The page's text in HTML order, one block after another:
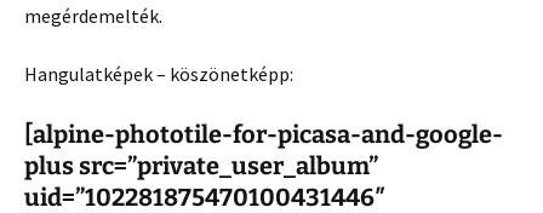
megérdemelték.
Hangulatképek – köszönetképp:
[alpine-phototile-for-picasa-and-google-
plus src=”private_user_album”
uid=”102281875470100431446″